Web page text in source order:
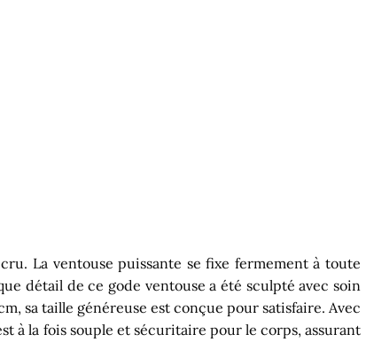
La ventouse puissante se fixe fermement à toute
détail de ce gode ventouse a été sculpté avec soin
sa taille généreuse est conçue pour satisfaire. Avec
à la fois souple et sécuritaire pour le corps, assurant